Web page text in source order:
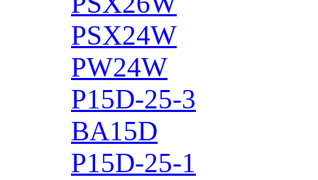
PSX24W
PW24W
P15D-25-3
BA15D
P15D-25-1